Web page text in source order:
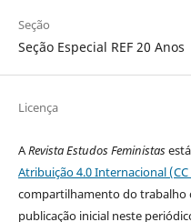
Seção
Seção Especial REF 20 Anos
Licença
ARevista Estudos Feministas
Atribuição 4.0 Internacional (CC
compartilhamento do trabalho
publicação inicial neste